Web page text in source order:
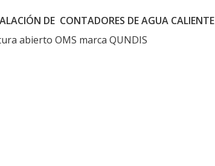
DE CONTADORES DE AGUA CALIENTE
abierto OMS marca QUNDIS